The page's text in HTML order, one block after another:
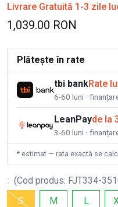
Livrare Gratuită 1-3 zile
1,039.00 RON
Plătește în rate
tbi bankRate
6-60 luni ·
LeanPayde la
3-60 luni ·
* estimat — rata exactă se
: (Cod produs: FJT334-
S
M L